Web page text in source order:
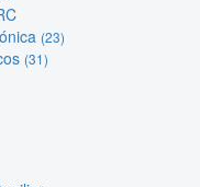
(23)
(31)